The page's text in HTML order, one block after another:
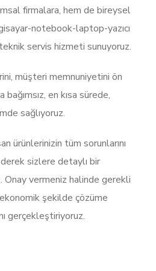
firmalara, hem de bireysel
notebook-laptop-yazıcı
servis hizmeti sunuyoruz.
müşteri memnuniyetini ön
en kısa sürede,
sağlıyoruz.
ürünlerinizin tüm sorunlarını
sizlere detaylı bir
Onay vermeniz halinde gerekli
şekilde çözüme
gerçekleştiriyoruz.